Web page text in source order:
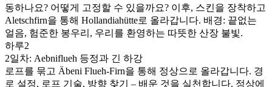
동하나요? 어떻게 고정할 수 있을까요? 이후, 스킨을 장착하고
Aletschfirn을 통해 Hollandiahütte로 올라갑니다. 배경: 끝없는
얼음, 험준한 봉우리, 우리를 환영하는 따뜻한 산장 불빛.
하루2
2일차: Aebniflueh 등정과 긴 하강
로프를 묶고 Äbeni Flueh-Firn을 통해 정상으로 올라갑니다. 경
로 설정, 로프 기술, 방향 찾기 – 배운 것을 실천합니다. 정상에